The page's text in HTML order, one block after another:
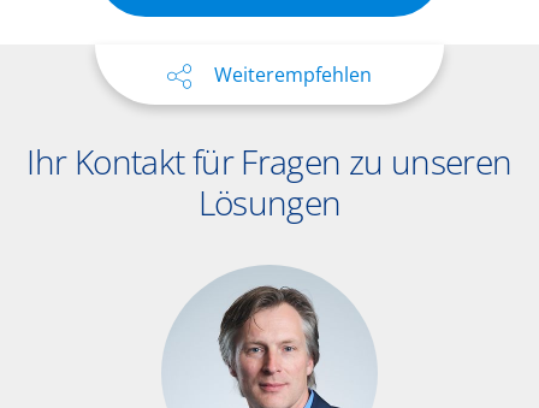
Weiterempfehlen
Ihr Kontakt für Fragen zu unseren
Lösungen